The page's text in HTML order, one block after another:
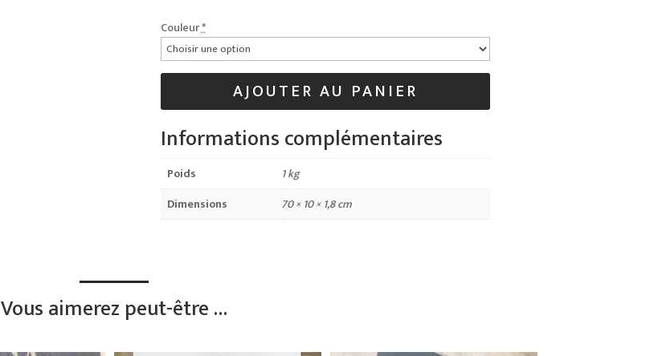
Couleur*
AJOUTER AU PANIER
Informations complémentaires
Poids
1 kg
Dimensions
70 × 10 × 1,8 cm
Vous aimerez peut-être …